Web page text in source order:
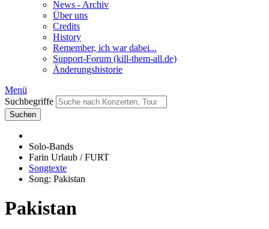
News - Archiv
Über uns
Credits
History
Remember, ich war dabei...
Support-Forum (kill-them-all.de)
Änderungshistorie
Menü
Suchbegriffe
Suchen
Solo-Bands
Farin Urlaub / FURT
Songtexte
Song: Pakistan
Pakistan